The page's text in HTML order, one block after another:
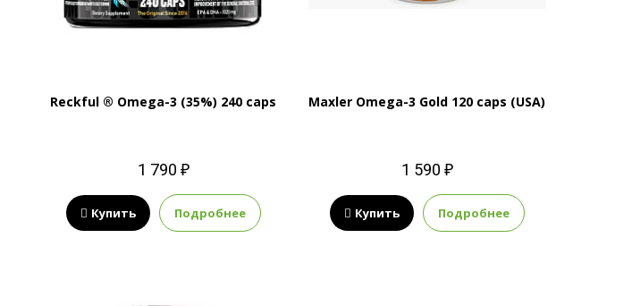
Reckful ® Omega-3 (35%) 240 caps
1 790 ₽
Купить Подробнее
Maxler Omega-3 Gold 120 caps (USA)
1 590 ₽
Купить Подробнее